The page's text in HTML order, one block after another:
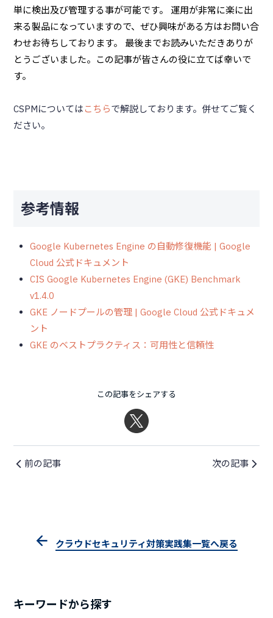
単に検出及び管理する事が可能です。 運用が非常に楽に出
来る製品になっていますので、ぜひ興味がある方はお問い合
わせお待ちしております。 最後までお読みいただきありが
とうございました。この記事が皆さんの役に立てば幸いで
す。
CSPMについては こちらで解説しております。併せてご覧く
ださい。
参考情報
Google Kubernetes Engine の自動修復機能 | Google
Cloud 公式ドキュメント
CIS Google Kubernetes Engine (GKE) Benchmark
v1.4.0
GKE ノードプールの管理 | Google Cloud 公式ドキュメ
ント
GKE のベストプラクティス：可用性と信頼性
この記事をシェアする
前の記事 次の記事
クラウドセキュリティ対策実践集一覧へ戻る
キーワードから探す